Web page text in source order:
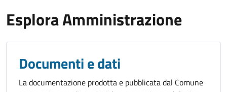
Esplora Amministrazione
Documenti e dati
La documentazione prodotta e pubblicata dal Comune